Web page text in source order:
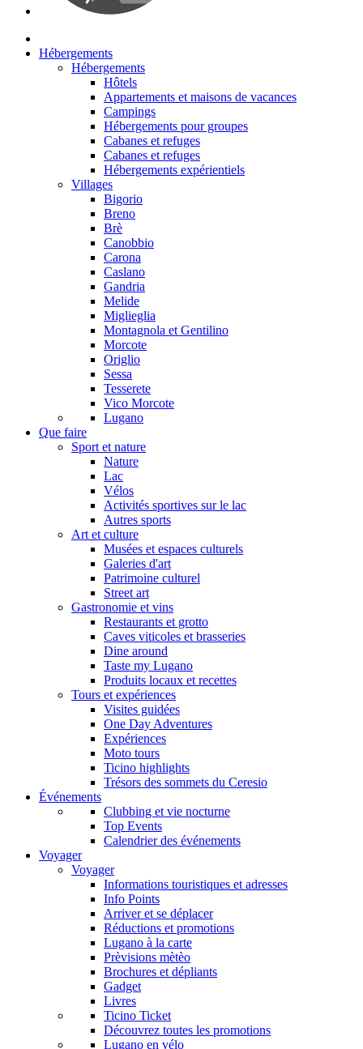
Hébergements
Hébergements
Hôtels
Appartements et maisons de vacances
Campings
Hébergements pour groupes
Cabanes et refuges
Cabanes et refuges
Hébergements expérientiels
Villages
Bigorio
Breno
Brè
Canobbio
Carona
Caslano
Gandria
Melide
Miglieglia
Montagnola et Gentilino
Morcote
Origlio
Sessa
Tesserete
Vico Morcote
Lugano
Que faire
Sport et nature
Nature
Lac
Vélos
Activités sportives sur le lac
Autres sports
Art et culture
Musées et espaces culturels
Galeries d'art
Patrimoine culturel
Street art
Gastronomie et vins
Restaurants et grotto
Caves viticoles et brasseries
Dine around
Taste my Lugano
Produits locaux et recettes
Tours et expériences
Visites guidées
One Day Adventures
Expériences
Moto tours
Ticino highlights
Trésors des sommets du Ceresio
Événements
Clubbing et vie nocturne
Top Events
Calendrier des événements
Voyager
Voyager
Informations touristiques et adresses
Info Points
Arriver et se déplacer
Réductions et promotions
Lugano à la carte
Prèvisions mètèo
Brochures et dépliants
Gadget
Livres
Ticino Ticket
Découvrez toutes les promotions
Lugano en vélo